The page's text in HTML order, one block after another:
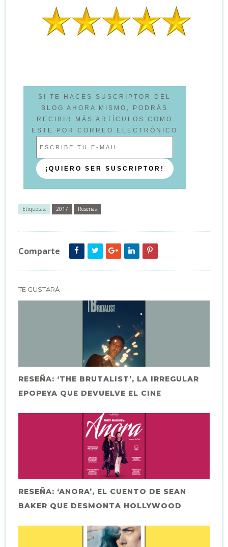
SI TE HACES SUSCRIPTOR DEL
BLOG AHORA MISMO, PODRÁS
RECIBIR MÁS ARTÍCULOS COMO
ESTE POR CORREO ELECTRÓNICO
Etiquetas: 2017 Reseñas
Comparte
TE GUSTARÁ
RESEÑA: ‘THE BRUTALIST’, LA IRREGULAR
EPOPEYA QUE DEVUELVE EL CINE
RESEÑA: ‘ANORA’, EL CUENTO DE SEAN
BAKER QUE DESMONTA HOLLYWOOD